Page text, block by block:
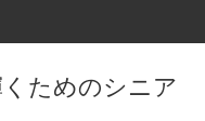
ためのシニア